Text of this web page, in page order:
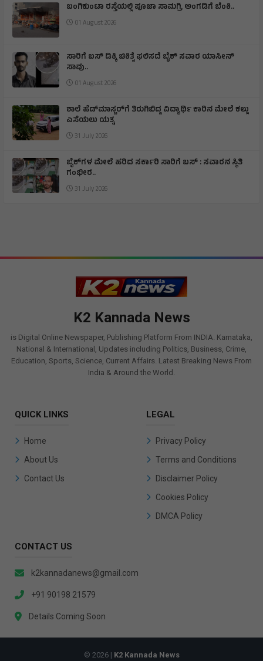
ಬಂಗಿಕುಂಟಾ ರಸ್ತೆಯಲ್ಲಿ ಪೂಜಾ ಸಾಮಗ್ರಿ ಅಂಗಡಿಗೆ ಬೆಂಕಿ.‌.
01 August 2026
ಸಾರಿಗೆ ಬಸ್ ಡಿಕ್ಕಿ ಚಿಕಿತ್ಸೆ ಫಲಿಸದೆ ಬೈಕ್ ಸವಾರ ಯಾಸೀನ್
ಸಾವು..
01 August 2026
ಶಾಲೆ ಹೆಡ್‌ಮಾಸ್ಟರ್‌ಗೆ ತಿರುಗಿಬಿದ್ದ ವಿದ್ಯಾರ್ಥಿ ಕಾರಿನ ಮೇಲೆ ಕಲ್ಲು
ಎಸೆಯಲು ಯತ್ನ
31 July 2026
ಬೈಕ್‌ಗಳ ಮೇಲೆ ಹರಿದ ಸರ್ಕಾರಿ ಸಾರಿಗೆ ಬಸ್ : ಸವಾರನ ಸ್ಥಿತಿ
ಗಂಭೀರ..
31 July 2026
K2 Kannada News
is Digital Online Newspaper, Publishing Platform From INDIA. Karnataka,
National & International, Updates including Politics, Business, Crime,
Education, Sports, Science, Current Affairs. Latest Breaking News From
India & Around the World.
QUICK LINKS
Home
About Us
Contact Us
LEGAL
Privacy Policy
Terms and Conditions
Disclaimer Policy
Cookies Policy
DMCA Policy
CONTACT US
k2kannadanews@gmail.com
+91 90198 21579
Details Coming Soon
© 2026 | K2 Kannada News